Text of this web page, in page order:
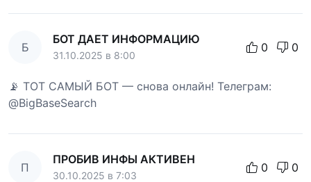
Б
БОТ ДАЕТ ИНФОРМАЦИЮ
31.10.2025 в 8:00
0 0
📡 ТОТ САМЫЙ БОТ — снова онлайн! Телеграм:
@BigBaseSearch
П
ПРОБИВ ИНФЫ АКТИВЕН
30.10.2025 в 7:03
0 0